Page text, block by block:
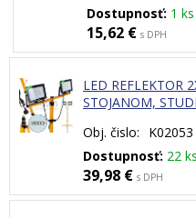
Dostupnosť: 1 ks
15,62 € s DPH
LED REFLEKTOR
STOJANOM,
Obj. čislo:
K02053
Dostupnosť: 22 ks
39,98 € s DPH